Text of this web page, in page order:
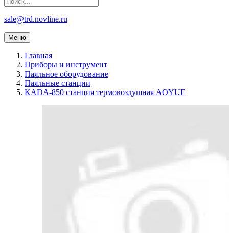
sale@trd.novline.ru
Меню
Главная
Приборы и инструмент
Паяльное оборудование
Паяльные станции
KADA-850 станция термовоздушная AOYUE